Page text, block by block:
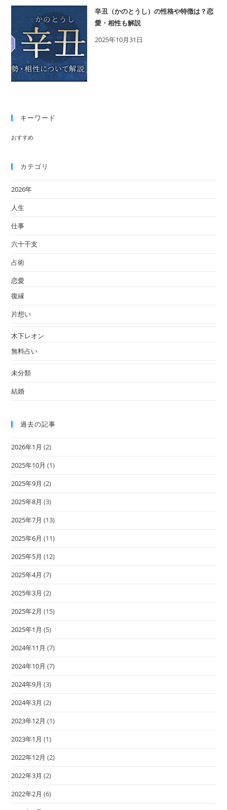
査！
芸
能
人
か
ら
一
辛丑（かのとうし）の性格や特徴は？恋
愛・相性も解説
2025年10月31日
キーワード
おすすめ
カテゴリ
2026年
人生
仕事
六十干支
占術
恋愛
復縁
片想い
木下レオン
無料占い
未分類
結婚
過去の記事
2026年1月 (2)
2025年10月 (1)
2025年9月 (2)
2025年8月 (3)
2025年7月 (13)
2025年6月 (11)
2025年5月 (12)
2025年4月 (7)
2025年3月 (2)
2025年2月 (15)
2025年1月 (5)
2024年11月 (7)
2024年10月 (7)
2024年9月 (3)
2024年3月 (2)
2023年12月 (1)
2023年1月 (1)
2022年12月 (2)
2022年3月 (2)
2022年2月 (6)